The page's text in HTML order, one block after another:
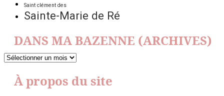
Saint clément des
Sainte-Marie de Ré
DANS MA BAZENNE (ARCHIVES)
DANS
BAZENNE
(ARCHIVES)
À propos du site